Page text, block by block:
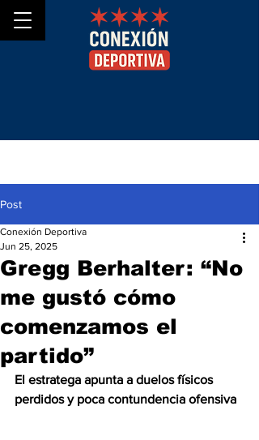
Post
Gregg Berhalter: “No
me gustó cómo
comenzamos el
partido”
Conexión Deportiva
Jun 25, 2025
El estratega apunta a duelos físicos
perdidos y poca contundencia ofensiva